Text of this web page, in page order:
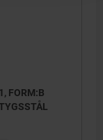
FORM:B